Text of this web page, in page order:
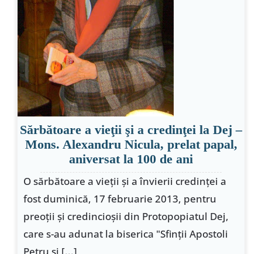
Sărbătoare a vieţii şi a credinţei la Dej –
Mons. Alexandru Nicula, prelat papal,
aniversat la 100 de ani
O sărbătoare a vieţii şi a învierii credinţei a
fost duminică, 17 februarie 2013, pentru
preoţii şi credincioşii din Protopopiatul Dej,
care s-au adunat la biserica "Sfinţii Apostoli